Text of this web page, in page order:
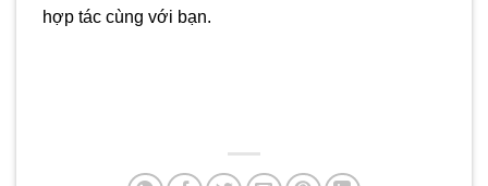
hợp tác cùng với bạn.